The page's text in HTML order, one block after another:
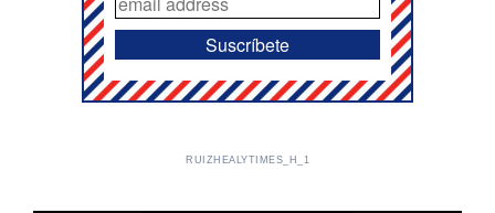
RUIZHEALYTIMES_H_1